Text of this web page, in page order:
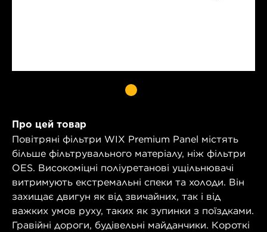
Про цей товар
Повітряні фільтри WIX Premium Panel містять
більше фільтрувального матеріалу, ніж фільтри
OES. Високоміцні поліуретанові ущільнювачі
витримують екстремальні спеки та холоди. Він
захищає двигун як від звичайних, так і від
важких умов руху, таких як зупинки з поїздками.
Гравійні дороги, будівельні майданчики. Короткі